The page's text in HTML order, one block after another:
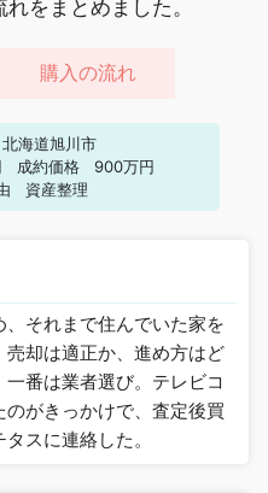
をまとめました。
購入の流れ
北海道旭川市
成約価格
900万円
資産整理
それまで住んでいた家を
却は適正か、進め方はど
番は業者選び。テレビコ
がきっかけで、査定後買
スに連絡した。